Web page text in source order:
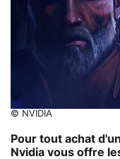
© NVIDIA
Pour tout achat
Nvidia vous offre